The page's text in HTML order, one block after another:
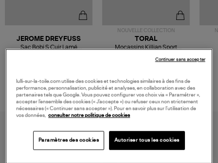
JEROME DREYFUSS
Sac Bobi S Cuir Lamé
NOUVELLE COLLECTION
TORAL
Mocassins Killian Sport
lulli-sur-la-toile.com utilise des cookies et technologies similaires à des fins de
performance, personnalisation, publicité et analyses, en collaboration avec des
partenaires tels que Google. Vous pouvez configurer vos choix via « Paramétrer »,
accepter l’ensemble des cookies (« J’accepte ») ou refuser ceux non strictement
nécessaires (« Continuer sans accepter »). Pour en savoir plus sur l’utilisation de
vos données, consulter notre politique de cookies
Paramètres des cookies Autoriser tous les cookies
Continuer sans accepter